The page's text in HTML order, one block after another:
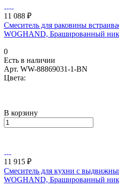
11 088 ₽
Смеситель для раковины
WOGHAND, Брашированный
0
Есть в наличии
Арт. WW-88869031-1-BN
Цвета:
В корзину
11 915 ₽
Смеситель для кухни с
WOGHAND, Брашированный